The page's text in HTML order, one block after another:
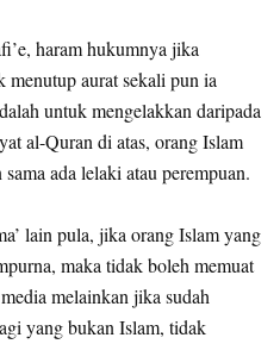
haram hukumnya jika
menutup aurat sekali pun ia
untuk mengelakkan daripada
al-Quran di atas, orang Islam
ada lelaki atau perempuan.
lain pula, jika orang Islam yang
maka tidak boleh memuat
melainkan jika sudah
yang bukan Islam, tidak